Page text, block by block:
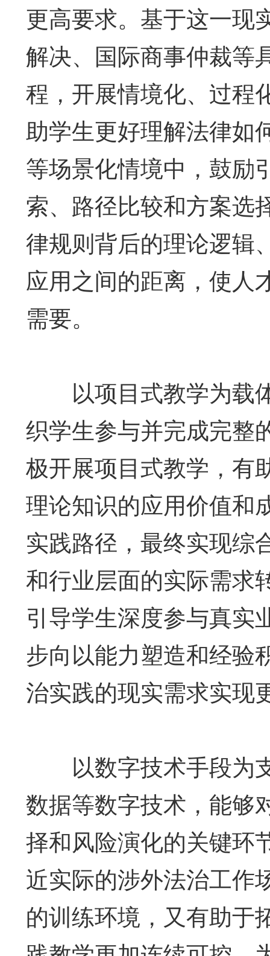
更高要求。基于这一现
解决、国际商事仲裁等
程，开展情境化、过程
助学生更好理解法律如
等场景化情境中，鼓励
索、路径比较和方案选
律规则背后的理论逻辑
应用之间的距离，使人
需要。
以项目式教学为载
织学生参与并完成完整
极开展项目式教学，有
理论知识的应用价值和
实践路径，最终实现综
和行业层面的实际需求
引导学生深度参与真实
步向以能力塑造和经验
治实践的现实需求实现
以数字技术手段为
数据等数字技术，能够
择和风险演化的关键环
近实际的涉外法治工作
的训练环境，又有助于